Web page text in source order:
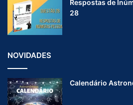
Respostas de
28
NOVIDADES
Calendário